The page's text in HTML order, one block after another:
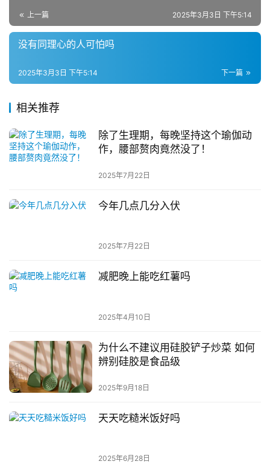
上一篇 2025年3月3日 下午5:14
没有同理心的人可怕吗
下一篇
2025年3月3日 下午5:14
相关推荐
除了生理期，每晚坚持这个瑜伽动
作，腰部赘肉竟然没了！
2025年7月22日
今年几点几分入伏
2025年7月22日
减肥晚上能吃红薯吗
2025年4月10日
为什么不建议用硅胶铲子炒菜 如何
辨别硅胶是食品级
2025年9月18日
天天吃糙米饭好吗
2025年6月28日